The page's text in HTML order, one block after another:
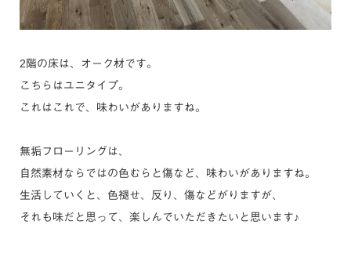
2階の床は、オーク材です。
こちらはユニタイプ。
これはこれで、味わいがありますね。
無垢フローリングは、
自然素材ならではの色むらと傷など、味わいがありますね。
生活していくと、色褪せ、反り、傷などがりますが、
それも味だと思って、楽しんでいただきたいと思います♪